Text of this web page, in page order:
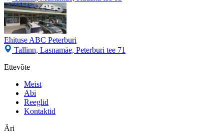
Ehituse ABC Peterburi
Tallinn, Lasnamäe, Peterburi tee 71
Ettevõte
Meist
Abi
Reeglid
Kontaktid
Äri